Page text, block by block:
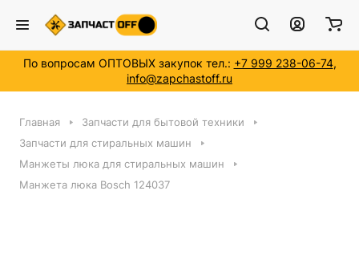
По вопросам ОПТОВЫХ закупок тел.: +7 999 238-06-74,
info@zapchastoff.ru
Главная
Запчасти для бытовой техники
Запчасти для стиральных машин
Манжеты люка для стиральных машин
Манжета люка Bosch 124037